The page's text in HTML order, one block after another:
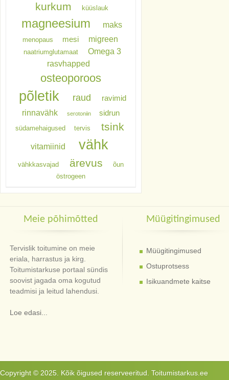
kurkum küüslauk
magneesium maks
menopaus mesi migreen
naatriumglutamaat
Omega 3
rasvhapped
osteoporoos
põletik raud ravimid
rinnavähk serotoniin sidrun
südamehaigused tervis tsink
vitamiinid vähk
vähkkasvajad ärevus
õun
östrogeen
Meie põhimõtted
Tervislik toitumine on meie
eriala, harrastus ja kirg.
Toitumistarkuse portaal sündis
soovist jagada oma kogutud
teadmisi ja leitud lahendusi.
Loe edasi...
Müügitingimused
Müügitingimused
Ostuprotsess
Isikuandmete kaitse
Copyright © 2025. Kõik õigused reserveeritud. Toitumistarkus.ee